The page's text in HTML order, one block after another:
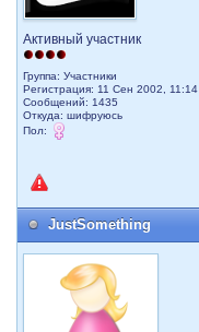
Активный участник
Группа: Участники
Регистрация: 11 Сен 2002, 11:14
Сообщений: 1435
Откуда: шифруюсь
Пол:
JustSomething